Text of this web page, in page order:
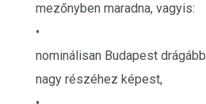
mezőnyben maradna, vagyis:
•
nominálisan Budapest
nagy részéhez képest,